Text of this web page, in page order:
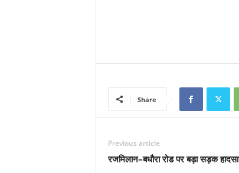
Share
Previous article
रजमिलान–बधौरा रोड पर बड़ा सड़क हादसा